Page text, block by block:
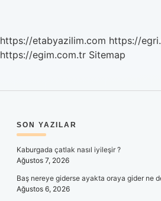
https://etabyazilim.com https://
https://egim.com.tr Sitemap
SIDEBAR
SON YAZILAR
Kaburgada çatlak nasıl iyileşir ?
Ağustos 7, 2026
Baş nereye giderse ayakta oraya gider ne
Ağustos 6, 2026